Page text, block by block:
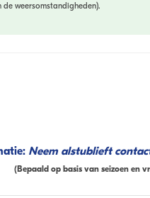
weersomstandigheden).
Neem alstublieft
(Bepaald op basis van seizoen en